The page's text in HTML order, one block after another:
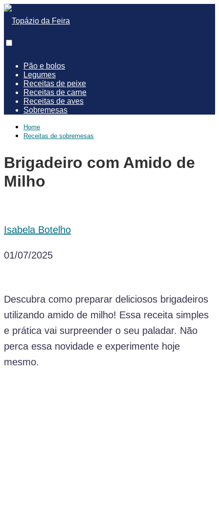
Pão e bolos
Legumes
Receitas de peixe
Receitas de carne
Receitas de aves
Sobremesas
Home
Receitas de sobremesas
Brigadeiro com Amido de
Milho
Isabela Botelho
01/07/2025
Descubra como preparar deliciosos brigadeiros
utilizando amido de milho! Essa receita simples
e prática vai surpreender o seu paladar. Não
perca essa novidade e experimente hoje
mesmo.